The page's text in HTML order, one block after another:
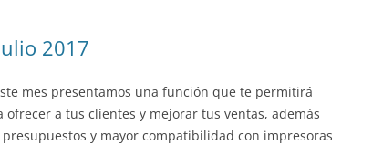
2017
mes presentamos una función que te permitirá
a tus clientes y mejorar tus ventas, además
y mayor compatibilidad con impresoras